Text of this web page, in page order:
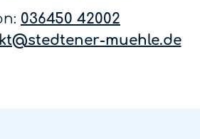
036450 42002
muehle.de